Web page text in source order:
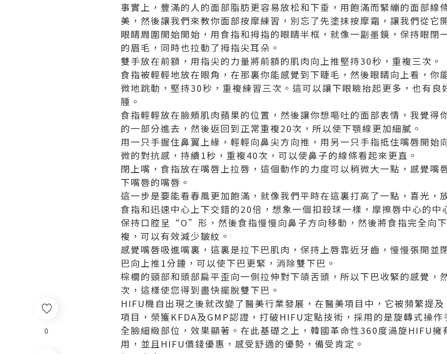
0
事實上，豐滿的人的面部脂肪更容易放松和下垂，用飽滿而緊繃的面部線
美，然後讓我們來教你面部按摩練習，別忘了先塗抹按摩霜，讓我們從它
眼睛周圍開始開始，用食指和拇指的眼睛半框，就像一副墨鏡，保持眼閉
的眉毛，同時也拉動了拇指尖耳朵。
雙手放在前額，用指尖的力量將前額的肌肉向上推堅持30秒，重複三次。
食指被輕輕地放在眼角，在那裏你能感覺到下睫毛，然後眼睛向上看，你
微地跳動，堅持30秒，重複練習三次。這可以讓下眼瞼抬起更多，也有良
腫。
食指輕輕放在臉頰肌肉蘋果的位置，然後讓你想嘔吐的面部表情，我覺得
的一部分進去，然後返回到正常重複20次，所以使下顎線更加細膩。
用一只手握住鼻翼上緣，輕輕向鼻尖方向推，用另一只手指抵住嘴唇開始
微的對抗感，持續1秒，重複40次，可以使鼻子的線條看起來更直。
閉上嘴，食指放在嘴唇上拉唇，這個動作的力度可以稍微大一點，感覺嘴
下嘴唇的嘴唇。
這一步是要能看春風更加飽滿，就像我們平時在這裏打高了一點，喜光，
食指和迅速中心上下交錯的20倍，想象一個扣殺球一樣，摩擦唇中心的中
保持口腔呈“O”形，然後食指慢慢向鼻子方向移動，然後將食指完全向
複，可以有效減少皺紋。
感覺嘴唇吸進嘴裏，這裏是拉下巴肌肉，保持上唇靠近牙齒，慢慢張開並
巴向上推1分鍾，可以使下巴更緊，消除雙下巴。
棕櫚的頸部和頭部扁平歪向一側拉伸對下頜舌頭，所以下巴收緊的感覺，
次，這樣使您得到盡快擺脫雙下巴。
HIFU機 自出現之後就改變了醫美行業發展，在醫美項目中，它被頻繁提
項目，榮獲KFDA及GMP認證，打破HIFU定點技術，採用的是旋轉式操作
全臉細緻部位，效果顯著。在此基礎之上，韓國革命性360度渦旋HIFU擁
用，並且HIFU價錢優惠，感受舒適的優勢，備受肯定。